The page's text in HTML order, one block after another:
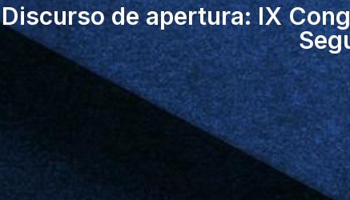
Discurso de apertura: IX